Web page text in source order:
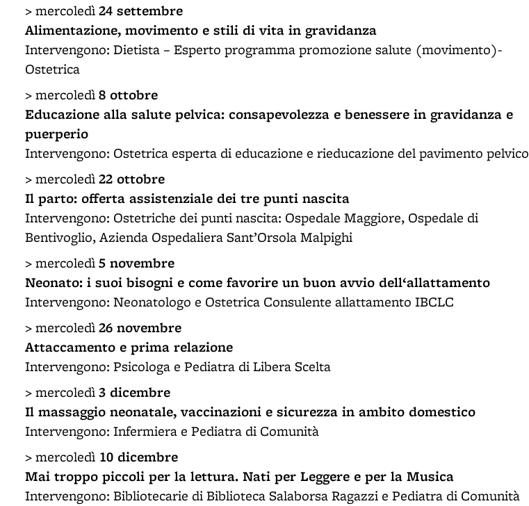
> mercoledì24 settembre
Alimentazione, movimento e stili di vita in gravidanza
Intervengono: Dietista – Esperto programma promozione salute (movimento)-
Ostetrica
> mercoledì8 ottobre
Educazione alla salute pelvica: consapevolezza e benessere in gravidanza e
puerperio
Intervengono: Ostetrica esperta di educazione e rieducazione del pavimento pelvico
> mercoledì22 ottobre
Il parto: offerta assistenziale dei tre punti nascita
Intervengono: Ostetriche dei punti nascita: Ospedale Maggiore, Ospedale di
Bentivoglio, Azienda Ospedaliera Sant’Orsola Malpighi
> mercoledì5 novembre
Neonato: i suoi bisogni e come favorire un buon avvio dell‘allattamento
Intervengono: Neonatologo e Ostetrica Consulente allattamento IBCLC
> mercoledì26 novembre
Attaccamento e prima relazione
Intervengono: Psicologa e Pediatra di Libera Scelta
> mercoledì3 dicembre
Il massaggio neonatale, vaccinazioni e sicurezza in ambito domestico
Intervengono: Infermiera e Pediatra di Comunità
> mercoledì 10 dicembre
Mai troppo piccoli per la lettura. Nati per Leggere e per la Musica
Intervengono: Bibliotecarie di Biblioteca Salaborsa Ragazzi e Pediatra di Comunità